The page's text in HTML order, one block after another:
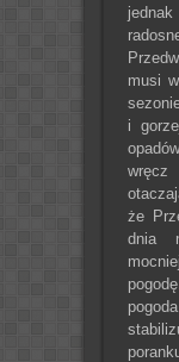
musi
i
że
dnia